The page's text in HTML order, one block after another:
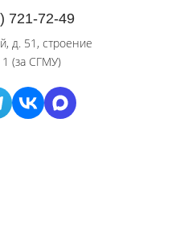
721-72-49
д. 51, строение
1 (за СГМУ)